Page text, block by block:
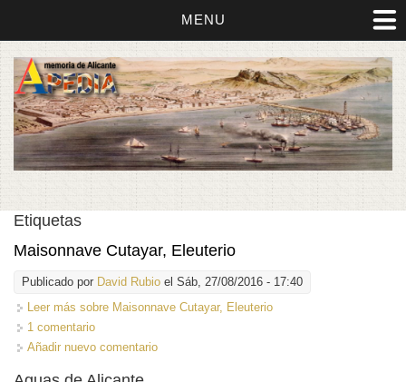
MENU
Etiquetas
Maisonnave Cutayar, Eleuterio
Publicado por David Rubio el Sáb, 27/08/2016 - 17:40
Leer más sobre Maisonnave Cutayar, Eleuterio
1 comentario
Añadir nuevo comentario